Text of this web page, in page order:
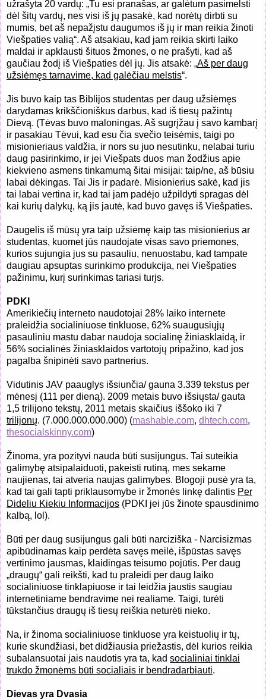
užrašyta 20 vardų: „Tu esi pranašas, ar galėtum pasimelsti
dėl šitų vardų, nes visi iš jų pasakė, kad norėtų dirbti su
mumis, bet aš nepažįstu daugumos iš jų ir man reikia žinoti
Viešpaties valią“. Aš atsakiau, kad jam reikia skirti laiko
maldai ir apklausti šituos žmones, o ne prašyti, kad aš
gaučiau žodį iš Viešpaties dėl jų. Jis atsakė: „Aš per daug
užsiėmęs tarnavime, kad galėčiau melstis“.
Jis buvo kaip tas Biblijos studentas per daug užsiėmęs
darydamas krikščioniškus darbus, kad iš tiesų pažintų
Dievą. (Tėvas buvo maloningas. Aš sugrįžau į savo kambarį
ir pasakiau Tėvui, kad esu čia svečio teisėmis, taigi po
misionieriaus valdžia, ir nors su juo nesutinku, nelabai turiu
daug pasirinkimo, ir jei Viešpats duos man žodžius apie
kiekvieno asmens tinkamumą šitai misijai: taip/ne, aš būsiu
labai dėkingas. Tai Jis ir padarė. Misionierius sakė, kad jis
tai labai vertina ir, kad tai jam padėjo užpildyti spragas dėl
kai kurių dalykų, ką jis jautė, kad buvo gavęs iš Viešpaties.
Daugelis iš mūsų yra taip užsiėmę kaip tas misionierius ar
studentas, kuomet jūs naudojate visas savo priemones,
kurios sujungia jus su pasauliu, nenuostabu, kad tampate
daugiau apsuptas surinkimo produkcija, nei Viešpaties
pažinimu, kurį surinkimas tariasi turįs.
PDKI
Amerikiečių interneto naudotojai 28% laiko internete
praleidžia socialiniuose tinkluose, 62% suaugusiųjų
pasauliniu mastu dabar naudoja socialinę žiniasklaidą, ir
56% socialinės žiniasklaidos vartotojų pripažino, kad jos
pagalba šnipinėti savo partnerius.
Vidutinis JAV paauglys išsiunčia/ gauna 3.339 tekstus per
mėnesį (111 per dieną). 2009 metais buvo išsiųsta/ gauta
1,5 trilijono tekstų, 2011 metais skaičius iššoko iki 7
trilijonų. (7.000.000.000.000) (mashable.com, dhtech.com,
thesocialskinny.com)
Žinoma, yra pozityvi nauda būti susijungus. Tai suteikia
galimybę atsipalaiduoti, pakeisti rutiną, mes sekame
naujienas, tai atveria naujas galimybes. Blogoji pusė yra ta,
kad tai gali tapti priklausomybe ir žmonės linkę dalintis Per
Dideliu Kiekiu Informacijos (PDKI jei jūs žinote spausdinimo
kalbą, lol).
Būti per daug susijungus gali būti narciziška - Narcisizmas
apibūdinamas kaip perdėta savęs meilė, išpūstas savęs
vertinimo jausmas, klaidingas teisumo pojūtis. Per daug
„draugų“ gali reikšti, kad tu praleidi per daug laiko
socialiniuose tinklapiuose ir tai leidžia jaustis saugiau
internetiniame bendravime nei realiame. Taigi, turėti
tūkstančius draugų iš tiesų reiškia neturėti nieko.
Na, ir žinoma socialiniuose tinkluose yra keistuolių ir tų,
kurie skundžiasi, bet didžiausia priežastis, dėl kurios reikia
subalansuotai jais naudotis yra ta, kad socialiniai tinklai
trukdo žmonėms būti socialiais ir bendradarbiauti.
Dievas yra Dvasia